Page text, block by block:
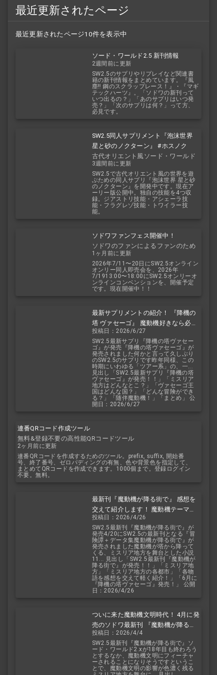
最近更新されたページ
最近更新されたページ10件を表示中
ソード・ワールド2.5 新刊情報
2週間前に更新
SW2.5のサプリやリプレイなど関連書
籍の新刊情報をまとめています。『風
塵!! 鋼のスクラップレース！』・『マギ
テックハーツ』。「ソドワの新刊って
いつ出るの？」「あのサプリはいつ発
売？」「次のサプリは何？」って方、
必見です。
SW2.5同人サプリメント『泡沫世界
星と砂のノクターン』 #ホスノク
古代オリエント風ソード・ワールド
2.5
3週間前に更新
SW2.5で古代オリエント風の世界を遊
ぶための同人サプリ『泡沫世界 星と砂
のノクターン』を開発中です。現在ア
ーリー版公開中。独自の技能を4つ収
録。ジアストリ技能・アシェーラ技
能・フラグレゾ技能・トワイラー技
能。
ソドワファンフェス開催中！
ソドワのファンによるファンのため
のお祭り！
1ヶ月前に更新
2026年7/11〜20日にSW2.5オンライン
オンリー同人即売会を、2026年
7/1913:00〜18:00にSW2.5オンリーオ
ンラインコンベンションを、開催予定
です。現在開催中！！
最新サプリメントの紹介！ 『降機の
塔 ヴァセーゴ』 魔動機好きなら必
見！ 随伴魔動機と旅に出よう！
投稿日：2026/6/27
SW2.5最新サプリ『降機の塔ヴァセー
ゴ』が発売『降機の塔ヴァセーゴ』が
発売されました何かと言って久しぶり
のSW2.5のサプリです昨年同様、この
時期にいわゆる「ツアー系」の、一...
見出し「SW2.5最新サプリ『降機の塔
ヴァセーゴ』が発売！！」「ミスリア
地方はどんなとこ？」「ヴァセーゴ王
国はどんな国？」「どんな冒険ができ
る？」「随伴魔動機！」「まとめ」 公
開日：2026/6/27
連番QRコード作成ツール
無料&登録不要の高性能QRコードツール
2ヶ月前に更新
連番QRコードを作成するためのツール。prefix, suffix, 開始番
号、終了番号、ゼロパディングの有無、色や背景色を指定して、
まとめてQRコードを作成できます。1000個まで。登録ログイン
不要。無料。
最新刊『魔動機が降る街で』 感想を
交えて紹介します！ 魔動機テーマの
小説！ おもしろいデータも多数！
投稿日：2026/4/26
SW2.5最新刊『魔動機が降る街で』が
発売4/20にSW2.5の最新刊となる『冒
険譚＋データ集魔動機が降る街で』が
発売されました魔動機が塔から降って
くる、ミスリア地方を舞台とした小説
11... 見出し「SW2.5最新刊『魔動機が
降る街で』が発売！！」「ミスリア地
方」「ミスリア地方の各都市」「各物
語を感想を交えて軽く紹介！」「6月に
『降機の塔ヴァセーゴ』発売！」 公開
日：2026/4/26
ついに来た魔動機文明時代！ 4月に発
売のソドワ最新刊 『魔動機が降る街
で』 紹介・予想・考察！
投稿日：2026/4/4
SW2.5最新刊『魔動機が降る街で』ソ
ード・ワールド2.xが18年目も終わろう
とするなか、魔動機文明にフィーチャ
ーされることになりそうですというこ
とで、魔動機文明の影響が色濃く残る